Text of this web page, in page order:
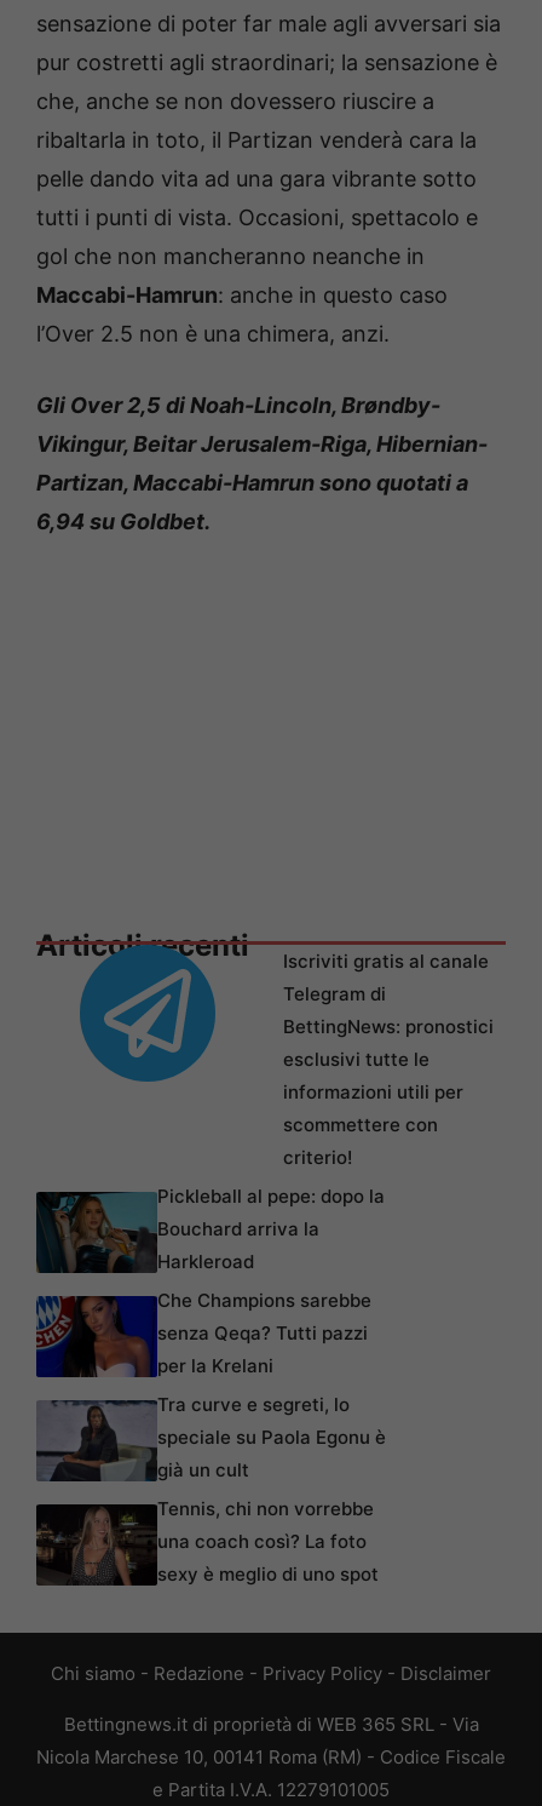
sensazione di poter far male agli avversari sia
pur costretti agli straordinari; la sensazione è
che, anche se non dovessero riuscire a
ribaltarla in toto, il Partizan venderà cara la
pelle dando vita ad una gara vibrante sotto
tutti i punti di vista. Occasioni, spettacolo e
gol che non mancheranno neanche in
Maccabi-Hamrun: anche in questo caso
l’Over 2.5 non è una chimera, anzi.
Gli Over 2,5 di Noah-Lincoln, Brøndby-
Vikingur, Beitar Jerusalem-Riga, Hibernian-
Partizan, Maccabi-Hamrun sono quotati a
6,94 su Goldbet.
Articoli recenti
Iscriviti gratis al canale
Telegram di
BettingNews: pronostici
esclusivi tutte le
informazioni utili per
scommettere con
criterio!
Pickleball al pepe: dopo la
Bouchard arriva la
Harkleroad
Che Champions sarebbe
senza Qeqa? Tutti pazzi
per la Krelani
Tra curve e segreti, lo
speciale su Paola Egonu è
già un cult
Tennis, chi non vorrebbe
una coach così? La foto
sexy è meglio di uno spot
Chi siamo - Redazione - Privacy Policy - Disclaimer
Bettingnews.it di proprietà di WEB 365 SRL - Via
Nicola Marchese 10, 00141 Roma (RM) - Codice Fiscale
e Partita I.V.A. 12279101005